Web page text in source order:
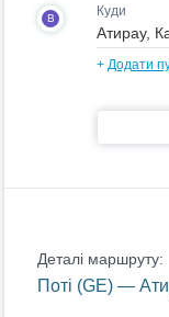
B Куди
+ Додати
Деталі маршруту:
Поті (GE) —